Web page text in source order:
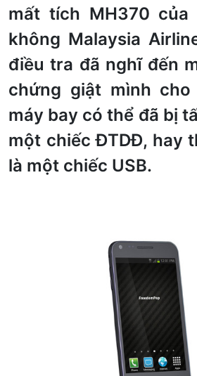
mất tích MH370 của
không Malaysia
điều tra đã nghĩ đến
chứng giật mình
máy bay có thể đã bị
một chiếc ĐTDĐ, hay
là một chiếc USB.